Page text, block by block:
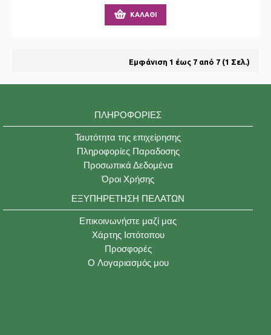
ΚΑΛΆΘΙ
Εμφάνιση 1 έως 7 από 7 (1 Σελ.)
ΠΛΗΡΟΦΟΡΊΕΣ
Ταυτότητα της επιχείρησης
Πληροφορίες Παραδοσης
Προσωπικά Δεδομένα
Όροι Χρήσης
ΕΞΥΠΗΡΈΤΗΣΗ ΠΕΛΑΤΏΝ
Επικοινωνήστε μαζί μας
Χάρτης Ιστότοπου
Προσφορές
O Λογαριασμός μου